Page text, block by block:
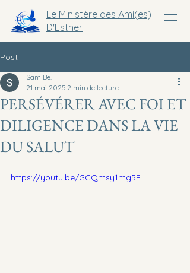
Le Ministère des Ami(es)
D'Esther
Post
PERSÉVÉRER AVEC FOI ET
DILIGENCE DANS LA VIE
DU SALUT
Sam Be.
21 mai 2025 2 min de lecture
https://youtu.be/GCQmsy1mg5E